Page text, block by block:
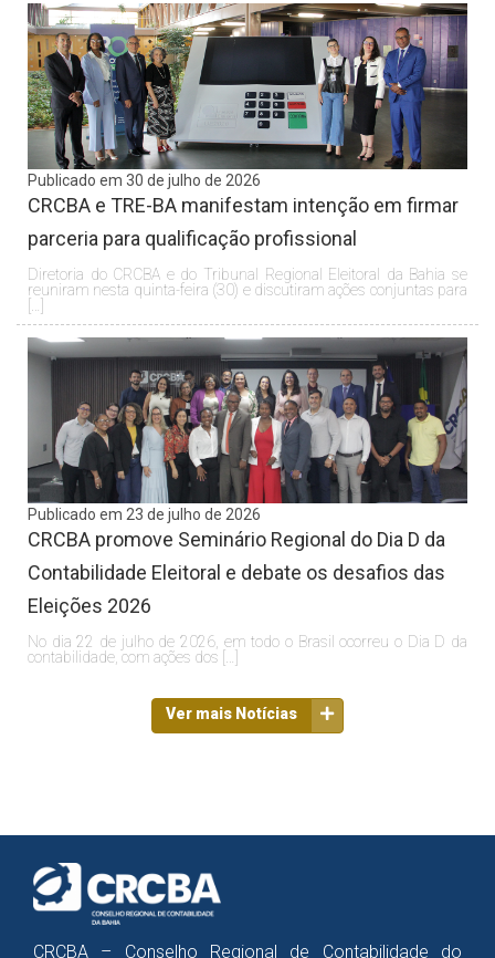
Publicado em 30 de julho de 2026
CRCBA e TRE-BA manifestam intenção em firmar
parceria para qualificação profissional
Diretoria do CRCBA e do Tribunal Regional Eleitoral da Bahia se
reuniram nesta quinta-feira (30) e discutiram ações conjuntas para
Publicado em 23 de julho de 2026
CRCBA promove Seminário Regional do Dia D da
Contabilidade Eleitoral e debate os desafios das
Eleições 2026
No dia 22 de julho de 2026, em todo o Brasil ocorreu o Dia D da
contabilidade, com ações dos […]
Ver mais Notícias
CRCBA – Conselho Regional de Contabilidade do